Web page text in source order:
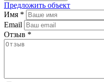
Предложить объект
Имя *
Email
Отзыв *